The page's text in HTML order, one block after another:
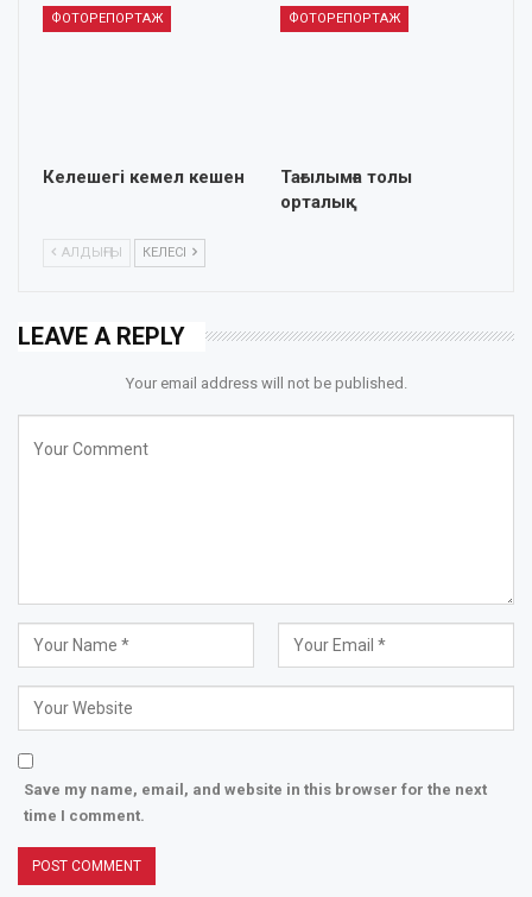
ФОТОРЕПОРТАЖ
Келешегі кемел кешен
ФОТОРЕПОРТАЖ
Тағылымға толы
орталық
АЛДЫҢҒЫ КЕЛЕСІ
LEAVE A REPLY
Your email address will not be published.
Save my name, email, and website in this browser for the next
time I comment.